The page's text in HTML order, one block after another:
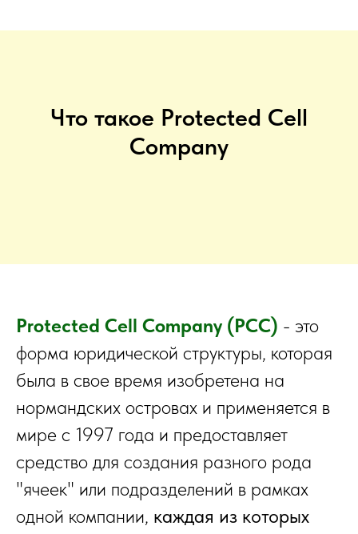
Что такое Protected Cell
Company
Protected Cell Company (PCC) - это
форма юридической структуры, которая
была в свое время изобретена на
нормандских островах и применяется в
мире с 1997 года и предоставляет
средство для создания разного рода
"ячеек" или подразделений в рамках
одной компании, каждая из которых